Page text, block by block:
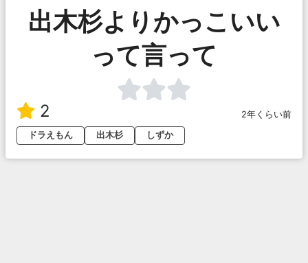
出木杉よりかっこいい
って言って
2
2年くらい前
ドラえもん
出木杉 しずか